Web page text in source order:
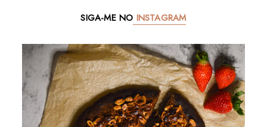
SIGA-ME NO INSTAGRAM